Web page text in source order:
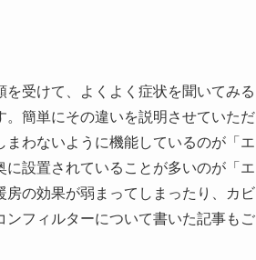
受けて、よくよく症状を聞いてみる
簡単にその違いを説明させていただ
わないように機能しているのが「エ
設置されていることが多いのが「エ
の効果が弱まってしまったり、カビ
フィルターについて書いた記事もご